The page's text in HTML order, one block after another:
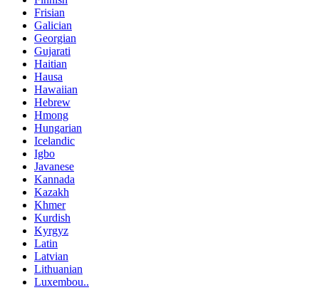
Frisian
Galician
Georgian
Gujarati
Haitian
Hausa
Hawaiian
Hebrew
Hmong
Hungarian
Icelandic
Igbo
Javanese
Kannada
Kazakh
Khmer
Kurdish
Kyrgyz
Latin
Latvian
Lithuanian
Luxembou..